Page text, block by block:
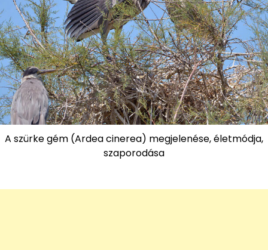
A szürke gém (Ardea cinerea) megjelenése, életmódja,
szaporodása